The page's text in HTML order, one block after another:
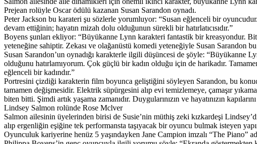
Prejean rolüyle Oscar ödülü kazanan Susan Sarandon oynadı.
Peter Jackson bu karateri şu sözlerle yorumluyor: “Susan eğlenceli bir
devam ettiğinin; hayatın mizah dolu olduğunun sürekli bir hatırlatıcısıdır.”
Boyens şunları ekliyor: “Büyükanne Lynn karakteri fantastik bir kreasyondur.
yeteneğine sahiptir. Zekası ve olağanüstü komedi yeteneğiyle Susan Sarandon
Susan Sarandon’un oynadığı karakterle ilgili düşüncesi de şöyle: “Büyükanne
olduğunu hatırlamıyorum. Çok güçlü bir kadın olduğu için de harikadır.
eğlenceli bir kadındır.”
Portresini çizdiği karakterin film boyunca geliştiğini söyleyen Sarandon, bu
tamamen değişmesidir. Elektrik süpürgesini alıp evi temizlemeye, çamaşır
biten bitti. Şimdi artık yaşama zamanıdır. Duygularınızın ve hayatınızın
Lindsey Salmon rolünde Rose Mclver
Salmon ailesinin üyelerinden birisi de Susie’nin müthiş zeki kızkardeşi
alıp ergenliğin eşiğine tek performansta taşıyacak bir oyuncu bulmak isteyen
Oyunculuk kariyerine henüz 5 yaşındayken Jane Campion imzalı “The Piano”